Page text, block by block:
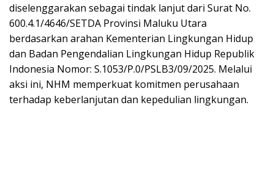
diselenggarakan sebagai tindak lanjut dari Surat No.
600.4.1/4646/SETDA Provinsi Maluku Utara
berdasarkan arahan Kementerian Lingkungan Hidup
dan Badan Pengendalian Lingkungan Hidup Republik
Indonesia Nomor: S.1053/P.0/PSLB3/09/2025. Melalui
aksi ini, NHM memperkuat komitmen perusahaan
terhadap keberlanjutan dan kepedulian lingkungan.